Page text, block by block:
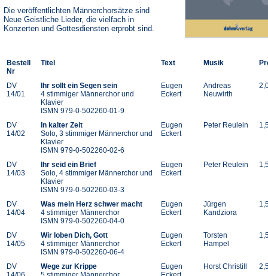
Die veröffentlichten Männerchorsätze sind
Neue Geistliche Lieder, die vielfach in
Konzerten und Gottesdiensten erprobt sind.
Bestell
Nr
Titel Text Musik
DV
14/01
Ihr sollt ein Segen sein
4 stimmiger Männerchor und
Klavier
ISMN 979-0-502260-01-9
Eugen
Eckert
Andreas
Neuwirth
DV
14/02
In kalter Zeit
Solo, 3 stimmiger Männerchor und
Klavier
ISMN 979-0-502260-02-6
Eugen
Eckert
Peter Reulein
DV
14/03
Ihr seid ein Brief
Solo, 4 stimmiger Männerchor und
Klavier
ISMN 979-0-502260-03-3
Eugen
Eckert
Peter Reulein
DV
14/04
Was mein Herz schwer macht
4 stimmiger Männerchor
ISMN 979-0-502260-04-0
Eugen
Eckert
Jürgen
Kandziora
DV
14/05
Wir loben Dich, Gott
4 stimmiger Männerchor
ISMN 979-0-502260-06-4
Eugen
Eckert
Torsten
Hampel
DV
Wege zur Krippe
Eugen
Horst Christill